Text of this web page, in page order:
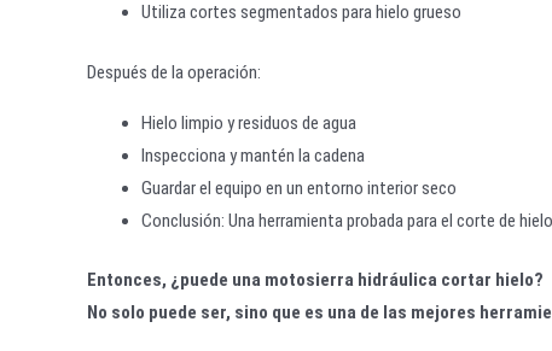
Utiliza cortes segmentados para hielo grueso
Después de la operación:
Hielo limpio y residuos de agua
Inspecciona y mantén la cadena
Guardar el equipo en un entorno interior seco
Conclusión: Una herramienta probada para el corte de
Entonces, ¿puede una motosierra hidráulica cortar hielo?
No solo puede ser, sino que es una de las mejores